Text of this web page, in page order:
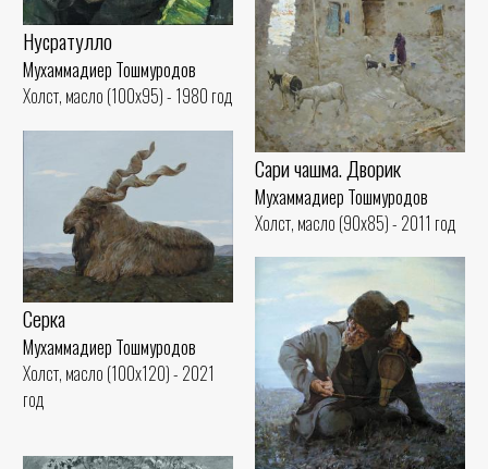
Нусратулло
Мухаммадиер Тошмуродов
Холст, масло (100x95) - 1980 год
Сари чашма. Дворик
Мухаммадиер Тошмуродов
Холст, масло (90x85) - 2011 год
Серка
Мухаммадиер Тошмуродов
Холст, масло (100x120) - 2021
год